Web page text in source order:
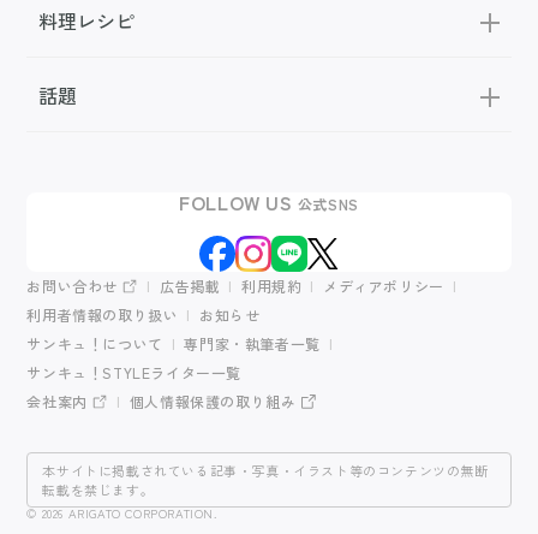
料理レシピ
話題
FOLLOW US 公式SNS
お問い合わせ 広告掲載 利用規約
メディアポリシー
利用者情報の取り扱い
お知らせ
サンキュ！について
専門家・執筆者一覧
サンキュ！STYLEライター一覧
会社案内
個人情報保護の取り組み
本サイトに掲載されている記事・写真・イラスト等のコンテンツの無断
転載を禁じます。
© 2026 ARIGATO CORPORATION.